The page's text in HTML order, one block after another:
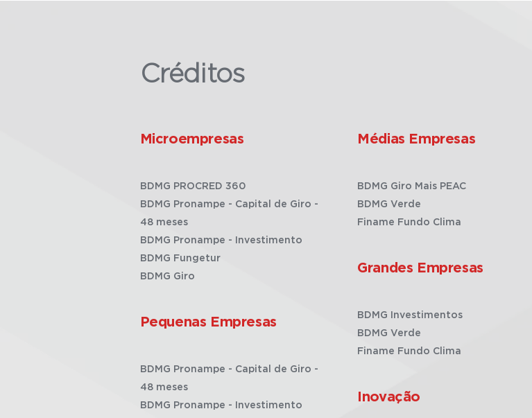
Créditos
Microempresas
BDMG PROCRED 360
BDMG Pronampe - Capital de Giro -
48 meses
BDMG Pronampe - Investimento
BDMG Fungetur
BDMG Giro
Pequenas Empresas
BDMG Pronampe - Capital de Giro -
48 meses
BDMG Pronampe - Investimento
Médias Empresas
BDMG Giro Mais PEAC
BDMG Verde
Finame Fundo Clima
Grandes Empresas
BDMG Investimentos
BDMG Verde
Finame Fundo Clima
Inovação